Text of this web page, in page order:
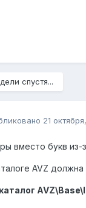
спустя...
21
вместо букв из-
AVZ должна
каталог